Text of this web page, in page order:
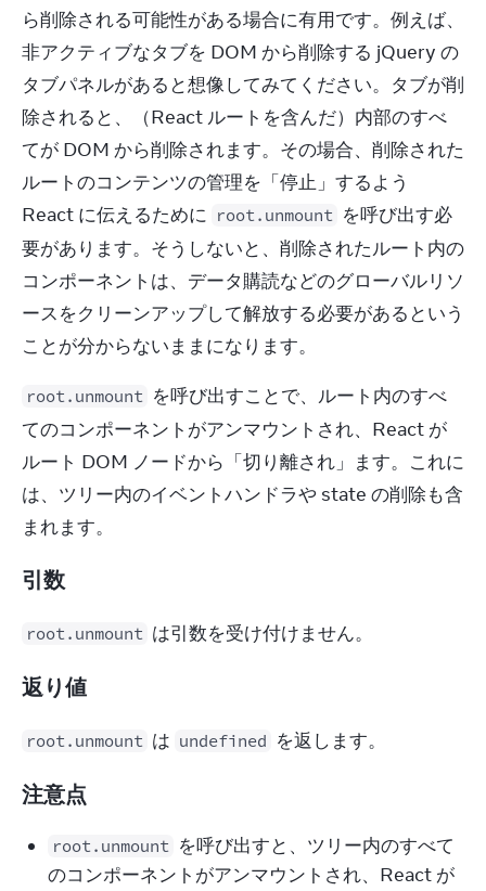
ら削除される可能性がある場合に有用です。例えば、
非アクティブなタブを DOM から削除する jQuery の
タブパネルがあると想像してみてください。タブが削
除されると、（React ルートを含んだ）内部のすべ
てが DOM から削除されます。その場合、削除された
ルートのコンテンツの管理を「停止」するよう
React に伝えるために root.unmount を呼び出す必
要があります。そうしないと、削除されたルート内の
コンポーネントは、データ購読などのグローバルリソ
ースをクリーンアップして解放する必要があるという
ことが分からないままになります。
root.unmount を呼び出すことで、ルート内のすべ
てのコンポーネントがアンマウントされ、React が
ルート DOM ノードから「切り離され」ます。これに
は、ツリー内のイベントハンドラや state の削除も含
まれます。
引数
root.unmount は引数を受け付けません。
返り値
root.unmount は undefined を返します。
注意点
root.unmount を呼び出すと、ツリー内のすべて
のコンポーネントがアンマウントされ、React が